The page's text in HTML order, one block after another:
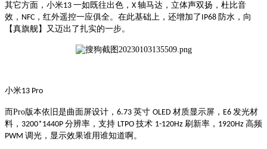
其它方面，小米13 一如既往出色， X 轴马达，立体声双扬，杜比音
效， NFC ，红外遥控一应俱全。在此基础上，还增加了 IP68 防水，向
【真旗舰】又迈出了扎实的一步。
小米13 Pro
而Pro版本依旧是曲面屏设计， 6.73 英寸 OLED 材质显示屏 ， E6 发光材
料， 3200*1440P 分辨率，支持 LTPO 技术 1-120Hz 刷新率， 1920Hz 高频
PWM 调光，显示效果谁用谁知道啊。